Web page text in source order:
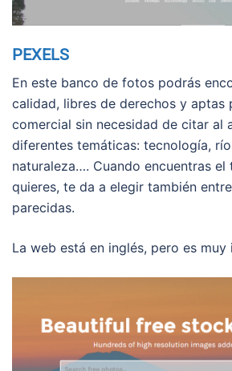
PEXELS
En este banco de fotos podrás
calidad, libres de derechos y aptas
comercial sin necesidad de citar al
diferentes temáticas: tecnología,
naturaleza…. Cuando encuentras
quieres, te da a elegir también
parecidas.
La web está en inglés, pero es muy